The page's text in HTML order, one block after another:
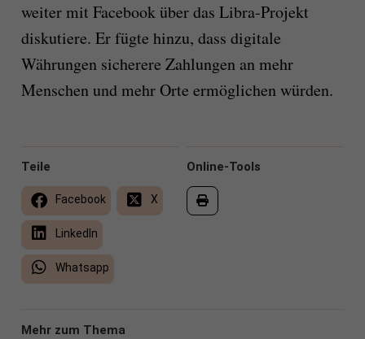
weiter mit Facebook über das Libra-Projekt
diskutiere. Er fügte hinzu, dass digitale
Währungen sicherere Zahlungen an mehr
Menschen und mehr Orte ermöglichen würden.
Online-Tools
Teile
Facebook X
LinkedIn
Whatsapp
Mehr zum Thema